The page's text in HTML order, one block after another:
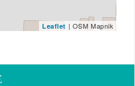
Leaflet | OSM Mapnik